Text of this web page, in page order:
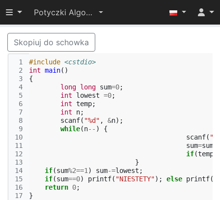
Przełącz widoczność menu
Potyczki Algorytmiczne 2015
Skopiuj do schowka
1
2
3
4
5
6
7
8
9
10
11
12
13
14
15
16
17
#include <cstdio>
int main()
{
long long sum=0;
int
lowest =0;
int temp;
int
n;
scanf( "%d" , &n);
while(n-- )
{
scanf(
sum=sum
if(temp
}
if(sum%2==1 ) sum-=lowest ;
if(sum==0) printf( "NIESTETY"); else printf(
return 0;
}